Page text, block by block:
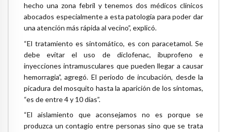
hecho una zona febril y tenemos dos médicos clínicos
abocados especialmente a esta patología para poder dar
una atención más rápida al vecino”, explicó.
“El tratamiento es sintomático, es con paracetamol. Se
debe evitar el uso de diclofenac, ibuprofeno e
inyecciones intramusculares que pueden llegar a causar
hemorragia”, agregó. El periodo de incubación, desde la
picadura del mosquito hasta la aparición de los síntomas,
“es de entre 4 y 10 días”.
“El aislamiento que aconsejamos no es porque se
produzca un contagio entre personas sino que se trata